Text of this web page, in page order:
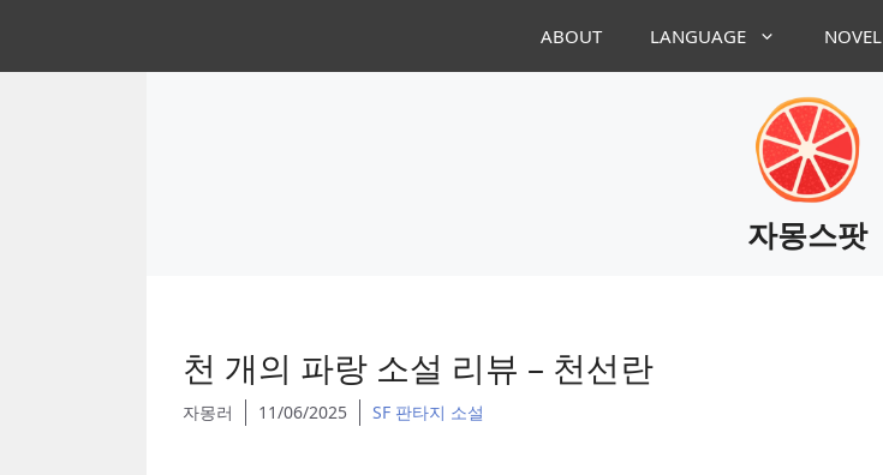
content
ABOUT LANGUAGE NOVEL
자몽스팟
천 개의 파랑 소설 리뷰 – 천선란
자몽러 11/06/2025 SF 판타지 소설